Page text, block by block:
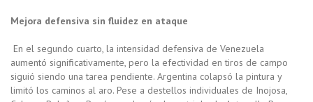
Mejora defensiva sin fluidez en ataque
En el segundo cuarto, la intensidad defensiva de Venezuela
aumentó significativamente, pero la efectividad en tiros de campo
siguió siendo una tarea pendiente. Argentina colapsó la pintura y
limitó los caminos al aro. Pese a destellos individuales de Inojosa,